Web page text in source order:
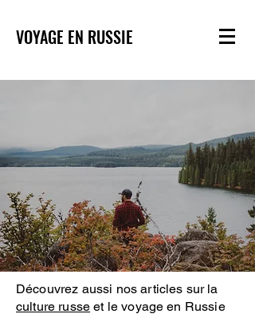
VOYAGE EN RUSSIE
Découvrez aussi nos articles sur la
culture russe et le voyage en Russie